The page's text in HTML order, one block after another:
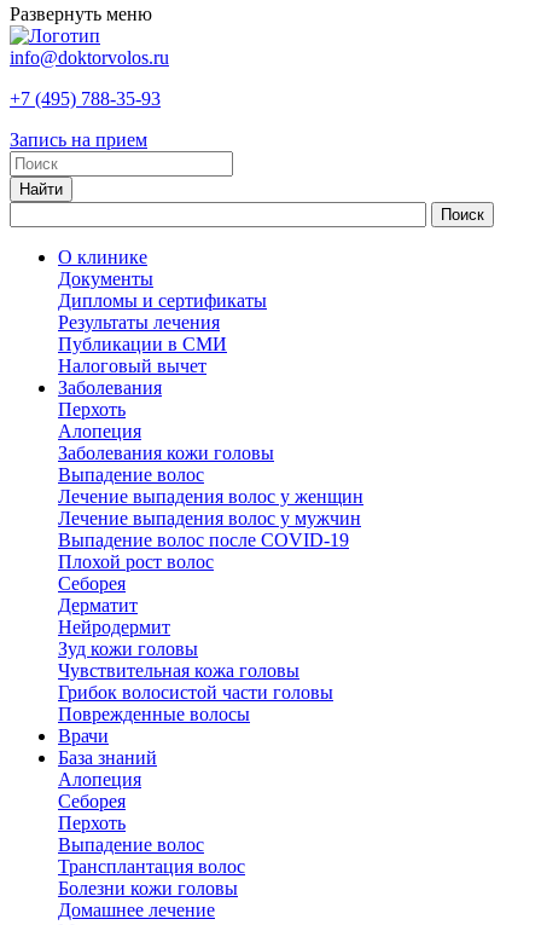
Развернуть меню
info@doktorvolos.ru
+7 (495) 788-35-93
Запись на прием
О клинике
Документы
Дипломы и сертификаты
Результаты лечения
Публикации в СМИ
Налоговый вычет
Заболевания
Перхоть
Алопеция
Заболевания кожи головы
Выпадение волос
Лечение выпадения волос у женщин
Лечение выпадения волос у мужчин
Выпадение волос после COVID-19
Плохой рост волос
Cеборея
Дерматит
Нейродермит
Зуд кожи головы
Чувствительная кожа головы
Грибок волосистой части головы
Поврежденные волосы
Врачи
База знаний
Алопеция
Себорея
Перхоть
Выпадение волос
Трансплантация волос
Болезни кожи головы
Домашнее лечение